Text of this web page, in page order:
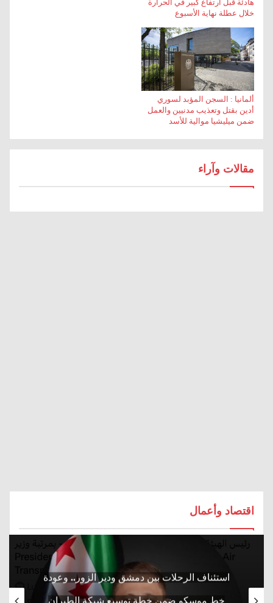
هادئة قبل ارتفاع كبير في الحرارة
خلال عطلة نهاية الأسبوع
ألمانيا : السجن المؤبد لسوري
أدين بقتل وتعذيب مدنيين والعمل
ضمن ميليشيا موالية للأسد
مقالات وآراء
اقتصاد وأعمال
استئناف الرحلات بين دمشق ودير الزور.. وعودة
خط موسكو ضمن خطة توسيع شبكة الطيران